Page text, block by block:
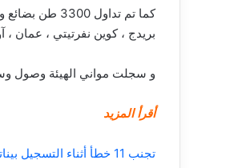
بريدج ، كوين نفرتيتي ، عمان ،
و سجلت مواني الهيئة وصول وسفر 2475 راكب
أقرأ المزيد
تجنب 11 خطأ أثناء التسجيل بيناتك فى مسابقة السكة الحديد